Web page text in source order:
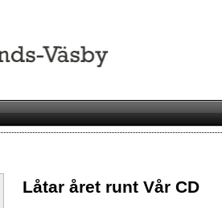
Låtar året runt Vår CD